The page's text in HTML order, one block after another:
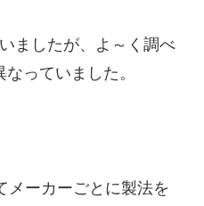
ましたが、よ～く調べ
っていました。
メーカーごとに製法を